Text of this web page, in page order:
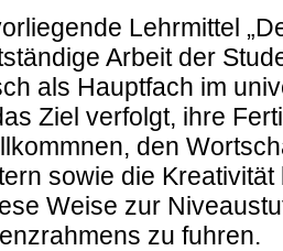
Lehrmittel
Arbeit der
als Hauptfach im
Ziel verfolgt, ihre
den
sowie die
Weise zur
zu fuhren.